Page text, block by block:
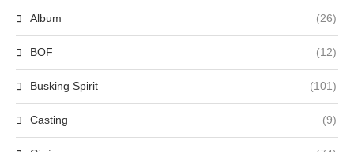
Album (26)
BOF (12)
Busking Spirit (101)
Casting (9)